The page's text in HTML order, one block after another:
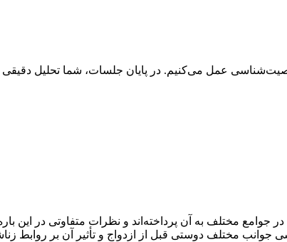
عمل می‌کنیم. در پایان جلسات، شما تحلیل دقیقی
جوامع مختلف به آن پرداخته‌اند و نظرات متفاوتی در این
مختلف دوستی قبل از ازدواج و تأثیر آن بر روابط